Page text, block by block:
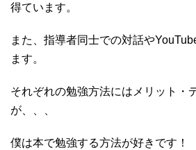
得ています。
また、指導者同士での対話や
ます。
それぞれの勉強方法にはメリット・
が、、、
僕は本で勉強する方法が好きです！